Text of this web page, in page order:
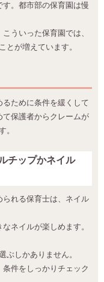
。都市部の保育園は慢
ういった保育園では、
とが増えています。
ために条件を緩くして
保護者からクレームが
。
チップかネイル
れる保育士は、ネイル
ネイルが楽しめます。
ぶしかありません。
件をしっかりチェック